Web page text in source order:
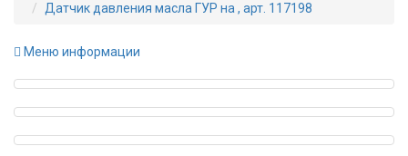
Датчик давления масла ГУР на , арт. 117198
Меню информации